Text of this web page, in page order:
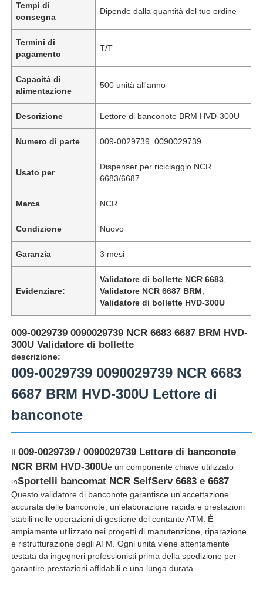
Tempi di
consegna
Dipende dalla quantità del tuo ordine
Termini di
pagamento
T/T
Capacità di
alimentazione
500 unità all'anno
Descrizione Lettore di banconote BRM HVD-300U
Numero di parte 009-0029739, 0090029739
Usato per
Dispenser per riciclaggio NCR
6683/6687
Marca NCR
Condizione Nuovo
Garanzia 3 mesi
Evidenziare:
Validatore di bollette NCR 6683
Validatore NCR 6687 BRM
Validatore di bollette HVD-300U
009-0029739 0090029739 NCR 6683 6687 BRM HVD-
300U Validatore di bollette
descrizione:
009-0029739 0090029739 NCR 6683
6687 BRM HVD-300U Lettore di
banconote
IL009-0029739 / 0090029739 Lettore di banconote
NCR BRM HVD-300Uè un componente chiave utilizzato
inSportelli bancomat NCR SelfServ 6683 e 6687
Questo validatore di banconote garantisce un'accettazione
accurata delle banconote, un'elaborazione rapida e prestazioni
stabili nelle operazioni di gestione del contante ATM. È
ampiamente utilizzato nei progetti di manutenzione, riparazione
e ristrutturazione degli ATM. Ogni unità viene attentamente
testata da ingegneri professionisti prima della spedizione per
garantire prestazioni affidabili e una lunga durata.